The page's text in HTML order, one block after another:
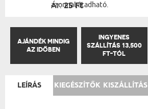
azonnal átadható.
Ár:25 Ft
AJÁNDÉK MINDIG
AZ IDŐBEN
INGYENES
SZÁLLÍTÁS 13,500
FT-TÓL
LEÍRÁS KIEGÉSZÍTŐK KISZÁLLÍTÁS